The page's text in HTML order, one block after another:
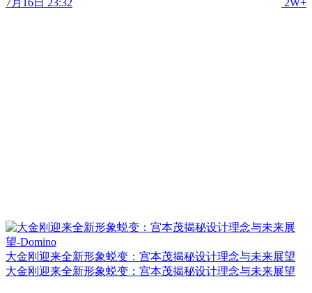
大金刚迎来全新形象蜕变：宫本茂揭秘设计理念与未来展望
大金刚迎来全新形象蜕变：宫本茂揭秘设计理念与未来展望